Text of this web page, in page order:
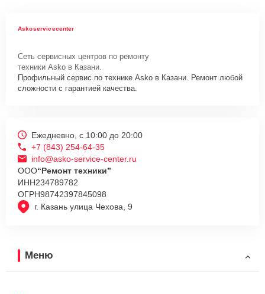
Askoservicecenter
Сеть сервисных центров по ремонту
техники Asko в Казани.
Профильный сервис по технике Asko в Казани. Ремонт любой
сложности с гарантией качества.
г. Казань улица Чехова, 9
Ежедневно, с 10:00 до 20:00
+7 (843) 254-64-35
info@asko-service-center.ru
ООО“Ремонт техники”
ИНН234789782
ОГРН98742397845098
Меню